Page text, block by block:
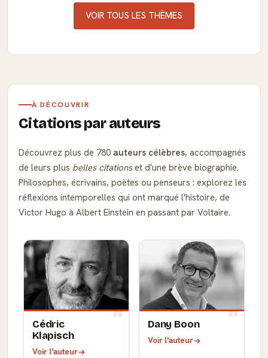
VOIR TOUS LES THÈMES
À DÉCOUVRIR
Citations par auteurs
Découvrez plus de 780 auteurs célèbres, accompagnés
de leurs plus belles citationset d'une brève biographie.
Philosophes, écrivains, poètes ou penseurs : explorez les
réflexions intemporelles qui ont marqué l'histoire, de
Victor Hugo à Albert Einstein en passant par Voltaire.
Cédric
Klapisch
Voir l'auteur
Dany Boon
Voir l'auteur